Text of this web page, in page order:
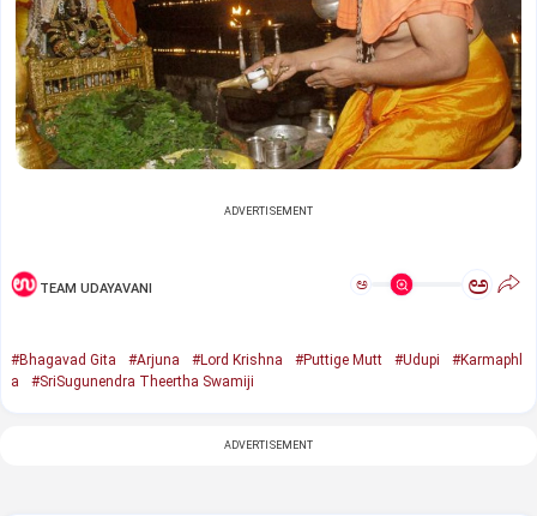
ADVERTISEMENT
TEAM UDAYAVANI ಅ ಅ
#Bhagavad Gita #Arjuna #Lord Krishna #Puttige Mutt #Udupi
#Karmaphl
a
#SriSugunendra Theertha Swamiji
ADVERTISEMENT